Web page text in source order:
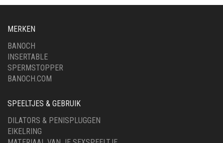
MERKEN
BANOCH
INSERTABLE
SPERMSTOPPER
BANOCH.COM
SPEELTJES & GEBRUIK
DILATORS & PENISPLUGGEN
EIKELRING